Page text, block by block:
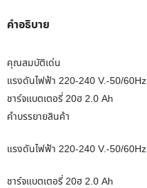
คำอธิบาย
คุณสมบัติเด่น
แรงดันไฟฟ้า 220-240 V.-50/60Hz
ชาร์จแบตเตอรี่ 20ฮ 2.0 Ah
คำบรรยายสินค้า
แรงดันไฟฟ้า 220-240 V.-50/60Hz
ชาร์จแบตเตอรี่ 20ฮ 2.0 Ah